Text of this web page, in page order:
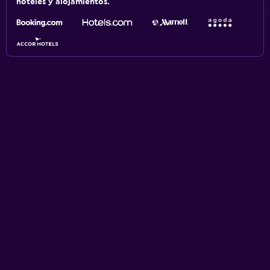
hoteles y alojamientos.